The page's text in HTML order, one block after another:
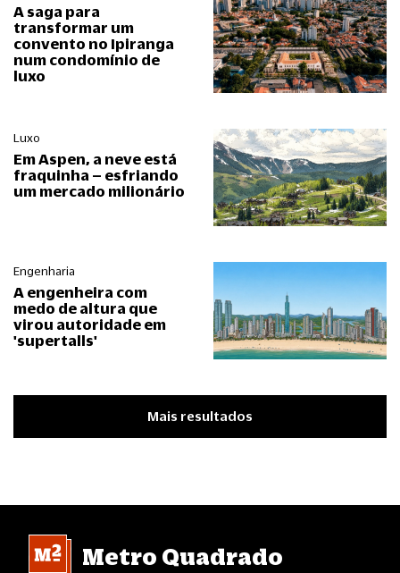
A saga para
transformar um
convento no Ipiranga
num condomínio de
luxo
Luxo
Em Aspen, a neve está
fraquinha – esfriando
um mercado milionário
Engenharia
A engenheira com
medo de altura que
virou autoridade em
'supertalls'
Mais resultados
Metro Quadrado